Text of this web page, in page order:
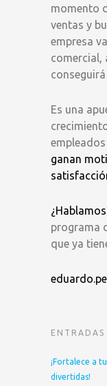
momento
ventas y
empresa
comercial,
Es una
ganan
programa
que ya
ENTRADAS
¡Fortalece a
divertidas!